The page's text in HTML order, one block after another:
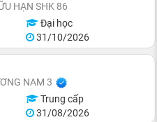
HẠN SHK 86
Đại học
31/10/2026
NAM 3
Trung cấp
31/08/2026